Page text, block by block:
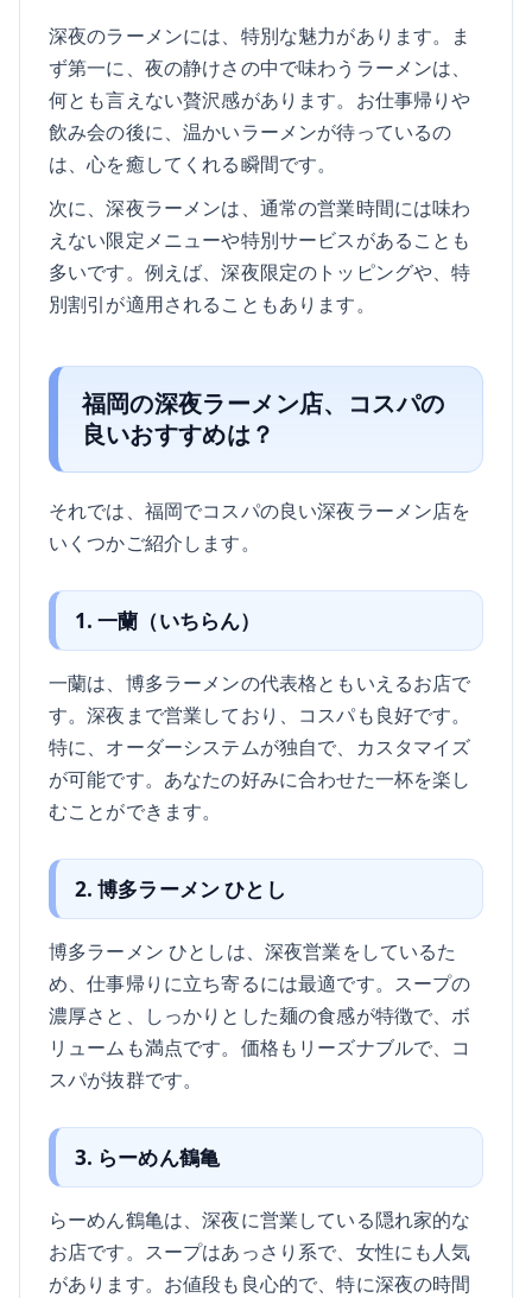
深夜のラーメンには、特別な魅力があります。ま
ず第一に、夜の静けさの中で味わうラーメンは、
何とも言えない贅沢感があります。お仕事帰りや
飲み会の後に、温かいラーメンが待っているの
は、心を癒してくれる瞬間です。
次に、深夜ラーメンは、通常の営業時間には味わ
えない限定メニューや特別サービスがあることも
多いです。例えば、深夜限定のトッピングや、特
別割引が適用されることもあります。
福岡の深夜ラーメン店、コスパの
良いおすすめは？
それでは、福岡でコスパの良い深夜ラーメン店を
いくつかご紹介します。
1. 一蘭（いちらん）
一蘭は、博多ラーメンの代表格ともいえるお店で
す。深夜まで営業しており、コスパも良好です。
特に、オーダーシステムが独自で、カスタマイズ
が可能です。あなたの好みに合わせた一杯を楽し
むことができます。
2. 博多ラーメン ひとし
博多ラーメン ひとしは、深夜営業をしているた
め、仕事帰りに立ち寄るには最適です。スープの
濃厚さと、しっかりとした麺の食感が特徴で、ボ
リュームも満点です。価格もリーズナブルで、コ
スパが抜群です。
3. らーめん鶴亀
らーめん鶴亀は、深夜に営業している隠れ家的な
お店です。スープはあっさり系で、女性にも人気
があります。お値段も良心的で、特に深夜の時間